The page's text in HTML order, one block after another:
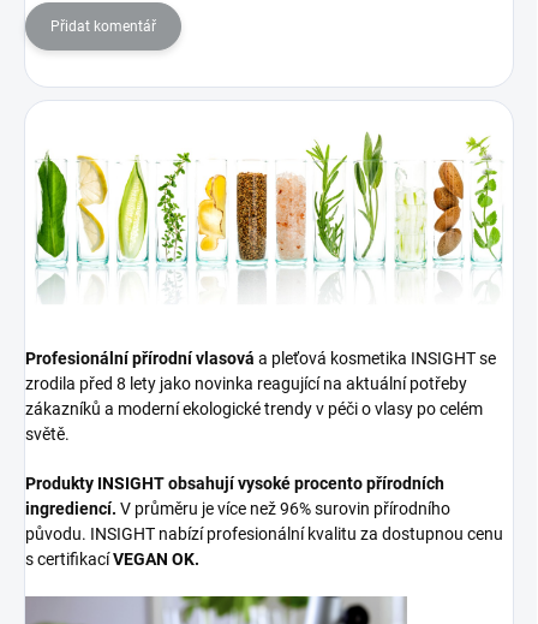
Přidat komentář
Profesionální přírodní vlasová a pleťová kosmetika INSIGHT se
zrodila před 8 lety jako novinka reagující na aktuální potřeby
zákazníků a moderní ekologické trendy v péči o vlasy po celém
světě.
Produkty INSIGHT obsahují vysoké procento přírodních
ingrediencí. V průměru je více než 96% surovin přírodního
původu. INSIGHT nabízí profesionální kvalitu za dostupnou cenu
s certifikacíVEGAN OK.